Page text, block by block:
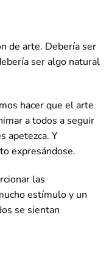
de arte. Debería ser
ser algo natural
hacer que el arte
a todos a seguir
apetezca. Y
expresándose.
las
estímulo y un
se sientan